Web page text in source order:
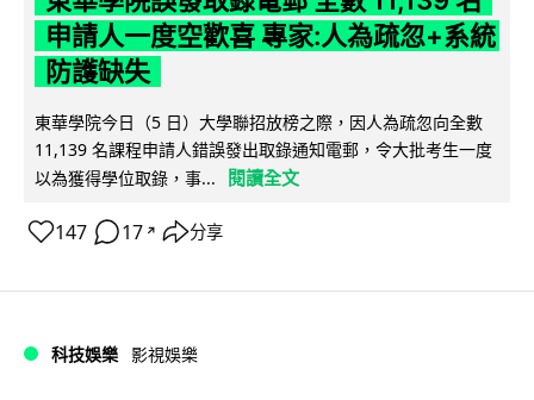
申請人一度空歡喜 專家:人為疏忽+系統
防護缺失
東華學院今日（5 日）大學聯招放榜之際，因人為疏忽向全數
11,139 名課程申請人錯誤發出取錄通知電郵，令大批考生一度
以為獲得學位取錄，事...
閱讀全文
147 17 ↗ 分享
科技娛樂 影視娛樂